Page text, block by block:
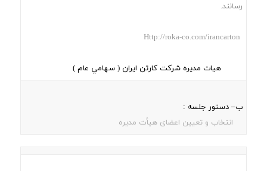
رسانند.
هيات مديره شركت كارتن ايران ( سهامي عام )
ب– دستور جلسه :
انتخاب و تعیین اعضای هیأت مدیره